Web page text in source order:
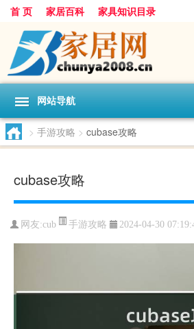
首 页 家居百科 家具知识目录
网站导航
> 手游攻略 > cubase攻略
cubase攻略
网友:cub 手游攻略 2024-04-30